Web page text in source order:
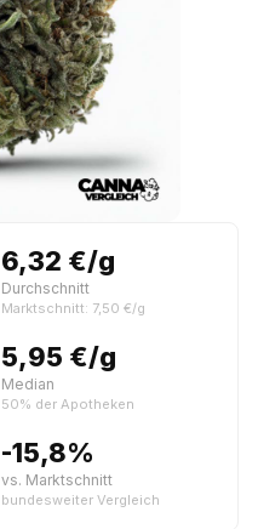
6,32 €/g
Durchschnitt
Marktschnitt: 7,50 €/g
5,95 €/g
Median
50% der Apotheken
-15,8%
vs. Marktschnitt
bundesweiter Vergleich